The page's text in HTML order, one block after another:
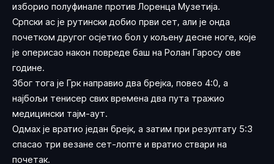
изборио полуфинале против Лоренца Музетија.
Српски ас је рутински добио први сет, али је онда
почетком другог осјетио бол у кољену десне ноге, које
је оперисао након повреде баш на Ролан Гаросу ове
године.
Због тога је Грк направио два брејка, повео 4:0, а
најбољи тенисер свих времена два пута тражио
медицински тајм-аут.
Одмах је вратио један брејк, а затим при резултату 5:3
спасао три везане сет-лопте и вратио ствари на
почетак.